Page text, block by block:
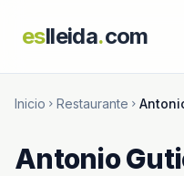
eslleida.com
Inicio chevron_right Restaurante chevron_right
Antonio